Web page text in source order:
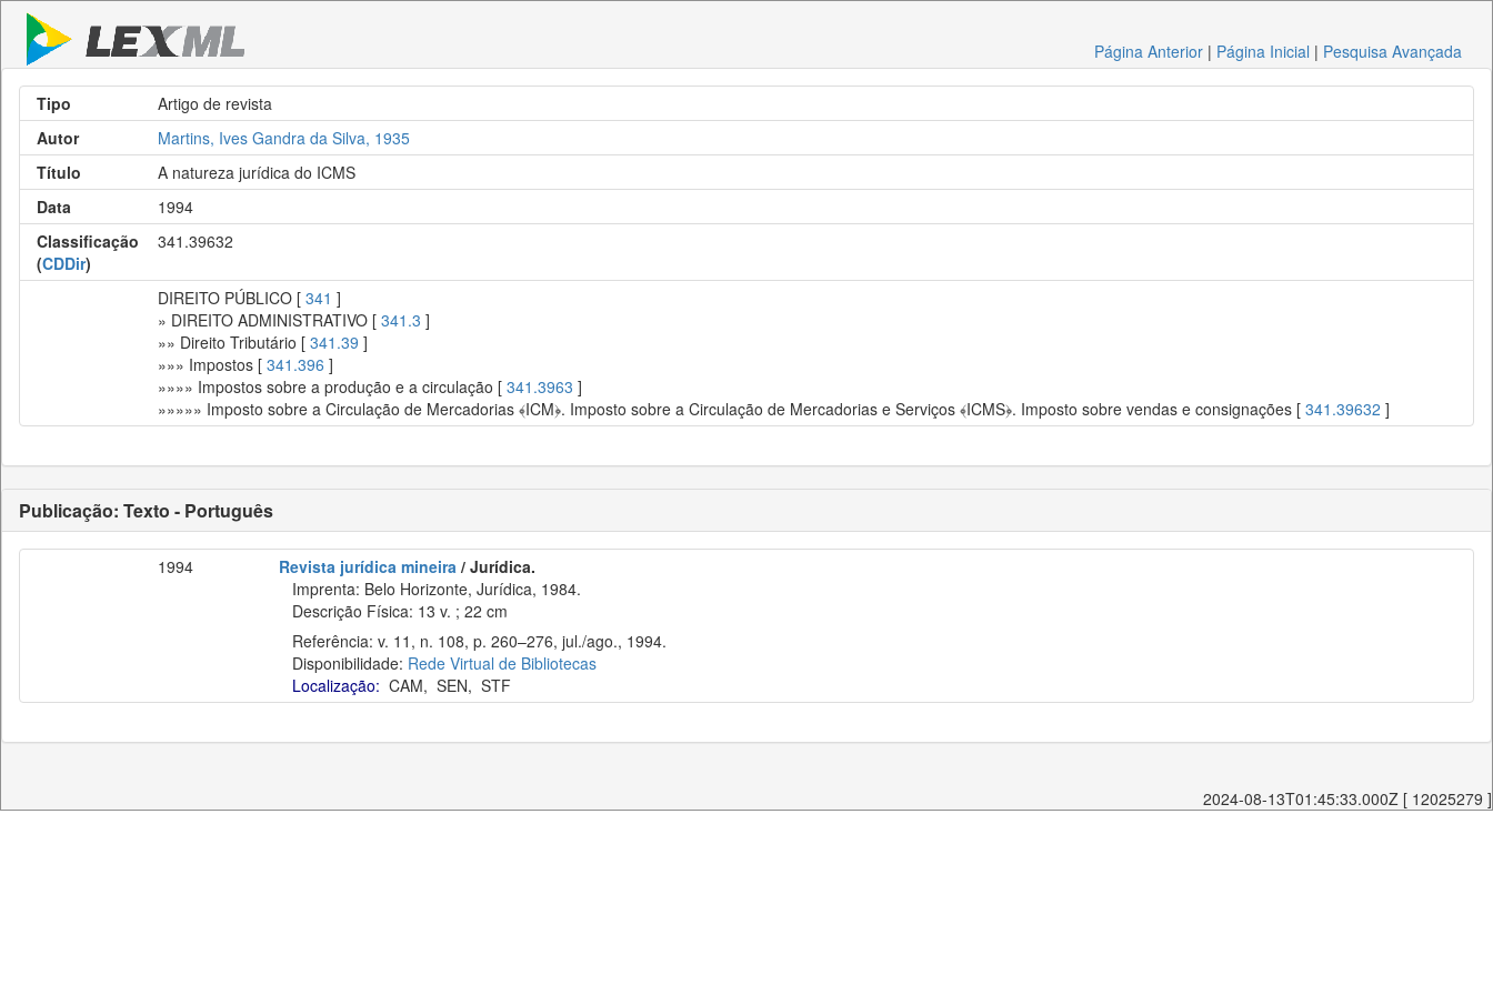
Página Anterior | Página Inicial | Pesquisa Avançada
Tipo
Artigo de revista
Autor
Martins, Ives Gandra da Silva, 1935
Título
A natureza jurídica do ICMS
Data
1994
Classificação
(CDDir)
341.39632
DIREITO PÚBLICO [ 341 ]
» DIREITO ADMINISTRATIVO [ 341.3 ]
»» Direito Tributário [ 341.39 ]
»»» Impostos [ 341.396 ]
»»»» Impostos sobre a produção e a circulação [ 341.3963 ]
»»»»» Imposto sobre a Circulação de Mercadorias ﴾ICM﴿. Imposto sobre a Circulação de Mercadorias e Serviços ﴾ICMS﴿. Imposto sobre vendas e consignações [ 341.39632 ]
Publicação: Texto - Português
1994 Revista jurídica mineira / Jurídica.
Imprenta: Belo Horizonte, Jurídica, 1984.
Descrição Física: 13 v. ; 22 cm
Referência: v. 11, n. 108, p. 260–276, jul./ago., 1994.
Disponibilidade: Rede Virtual de Bibliotecas
Localização: CAM, SEN, STF
2024-08-13T01:45:33.000Z [ 12025279 ]